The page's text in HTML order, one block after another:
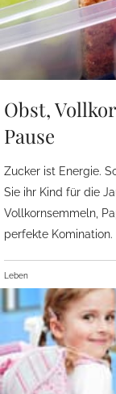
Obst,
Pause
Zucker ist Energie.
Sie ihr Kind für die
Vollkornsemmeln,
perfekte Komination.
Leben